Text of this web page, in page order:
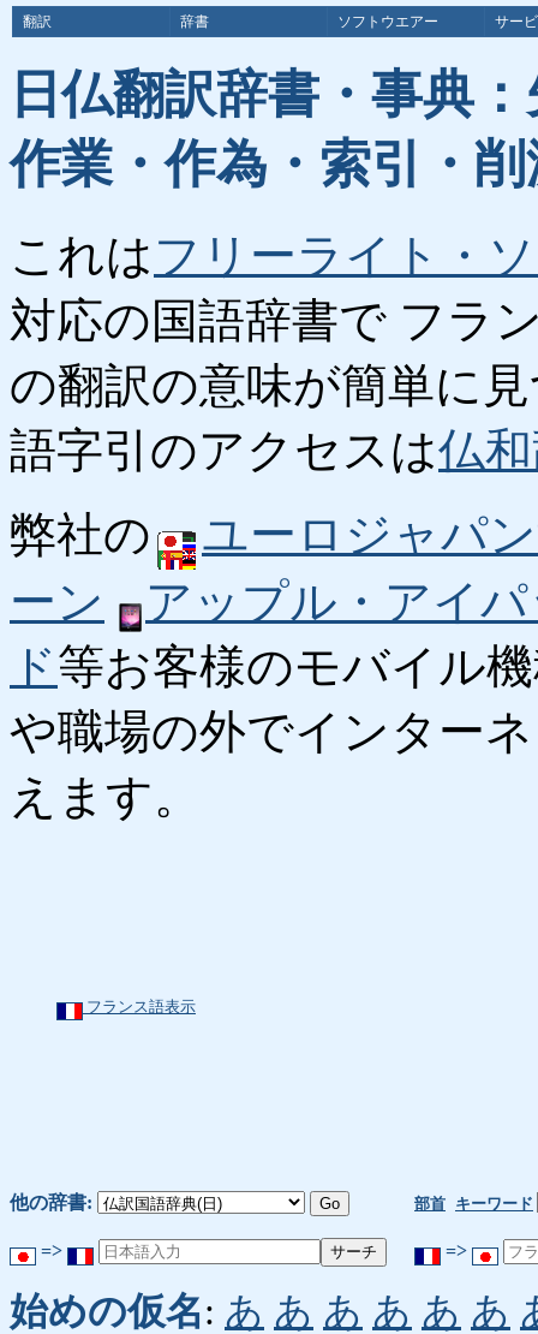
翻訳 辞書 ソフトウエアー サー
日仏翻訳辞書・事典
作業・作為・索引・
これはフリーライト・
対応の国語辞書で フラ
の翻訳の意味が簡単に
語字引のアクセスは仏
弊社の
ユーロジャパ
ーン
アップル・アイ
ド等お客様のモバイル
や職場の外でインター
えます。
フランス語表示
他の辞書: 部首 キーワード
=> =>
始めの仮名: あ あ あ あ あ あ